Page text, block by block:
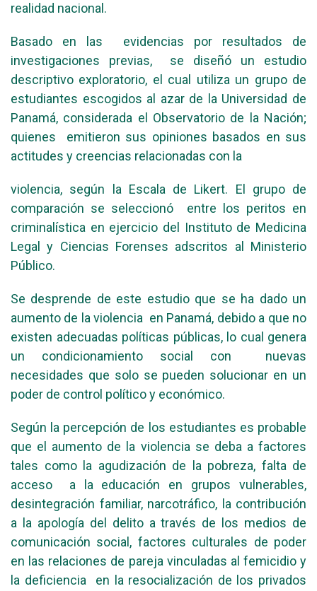
realidad nacional.
Basado en las evidencias por resultados de
investigaciones previas, se diseñó un estudio
descriptivo exploratorio, el cual utiliza un grupo de
estudiantes escogidos al azar de la Universidad de
Panamá, considerada el Observatorio de la Nación;
quienes emitieron sus opiniones basados en sus
actitudes y creencias relacionadas con la
violencia, según la Escala de Likert. El grupo de
comparación se seleccionó entre los peritos en
criminalística en ejercicio del Instituto de Medicina
Legal y Ciencias Forenses adscritos al Ministerio
Público.
Se desprende de este estudio que se ha dado un
aumento de la violencia en Panamá, debido a que no
existen adecuadas políticas públicas, lo cual genera
un condicionamiento social con nuevas
necesidades que solo se pueden solucionar en un
poder de control político y económico.
Según la percepción de los estudiantes es probable
que el aumento de la violencia se deba a factores
tales como la agudización de la pobreza, falta de
acceso a la educación en grupos vulnerables,
desintegración familiar, narcotráfico, la contribución
a la apología del delito a través de los medios de
comunicación social, factores culturales de poder
en las relaciones de pareja vinculadas al femicidio y
la deficiencia en la resocialización de los privados